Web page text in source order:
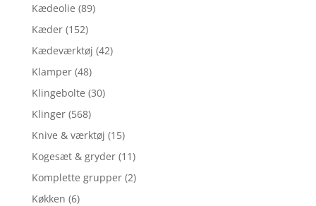
Kædeolie (89)
Kæder (152)
Kædeværktøj (42)
Klamper (48)
Klingebolte (30)
Klinger (568)
Knive & værktøj (15)
Kogesæt & gryder (11)
Komplette grupper (2)
Køkken (6)